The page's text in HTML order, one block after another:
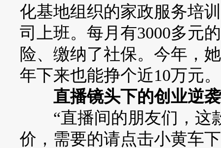
化基地组织的家政服务培
司上班。每月有3000多元
险、缴纳了社保。今年，
年下来也能挣个近10万元。
直播镜头下的创业逆袭
“直播间的朋友们，这
价，需要的请点击小黄车